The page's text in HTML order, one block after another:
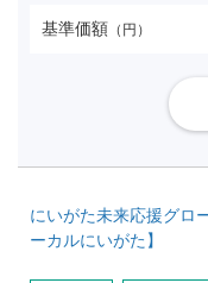
基準価額 （円）
にいがた未来応援グロ
ーカルにいがた】